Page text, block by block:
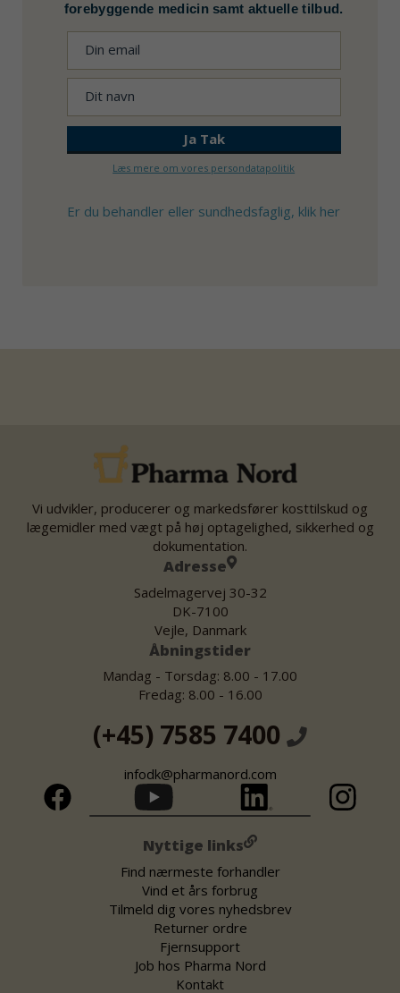
forebyggende medicin samt aktuelle tilbud.
Læs mere om vores persondatapolitik
Er du behandler eller sundhedsfaglig, klik her
Vi udvikler, producerer og markedsfører kosttilskud og
lægemidler med vægt på høj optagelighed, sikkerhed og
dokumentation.
Adresse
Sadelmagervej 30-32
DK-7100
Vejle, Danmark
Åbningstider
Mandag - Torsdag: 8.00 - 17.00
Fredag: 8.00 - 16.00
(+45) 7585 7400
infodk@pharmanord.com
Nyttige links
Find nærmeste forhandler
Vind et års forbrug
Tilmeld dig vores nyhedsbrev
Returner ordre
Fjernsupport
Job hos Pharma Nord
Kontakt